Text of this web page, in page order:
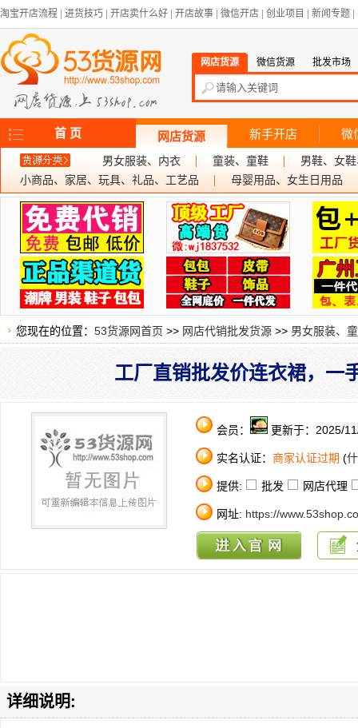
淘宝开店流程 进货技巧 开店卖什么好 开店故事 微信开店 创业项目 新闻专题
网店货源 微信货源 批发市场
首 页 网店货源 新手开店 微
男女服装、内衣 童装、童鞋
男鞋、女
小商品、家居、玩具、礼品、工艺品
母婴用品、女生日用品
您现在的位置： 53货源网首页 >> 网店代销批发货源 >> 男女服装、
工厂直销批发价连衣裙，一
会员： 更新于：2025/
实名认证： 商家认证过期 (
提供: 批发 网店代理
网址: https://
详细说明: